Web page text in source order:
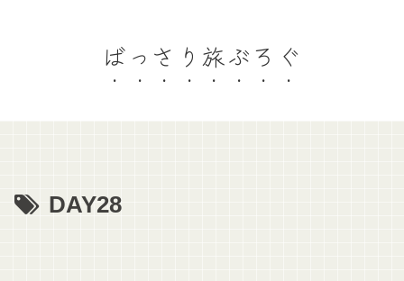
ばっさり旅ぶろぐ
DAY28